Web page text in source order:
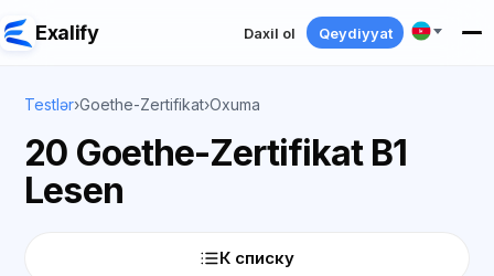
Exalify Daxil ol Qeydiyyat
Testlər›Goethe-Zertifikat›Oxuma
20 Goethe-Zertifikat B1
Lesen
К списку